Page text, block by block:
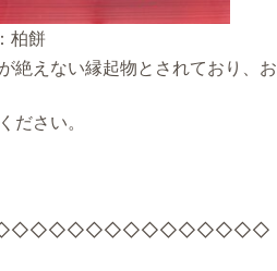
柏餅
えない縁起物とされており、
ださい。